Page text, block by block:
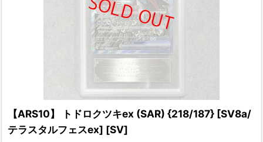
【ARS10】 トドロクツキex (SAR) {218/187} [SV8a/
テラスタルフェスex] [SV]